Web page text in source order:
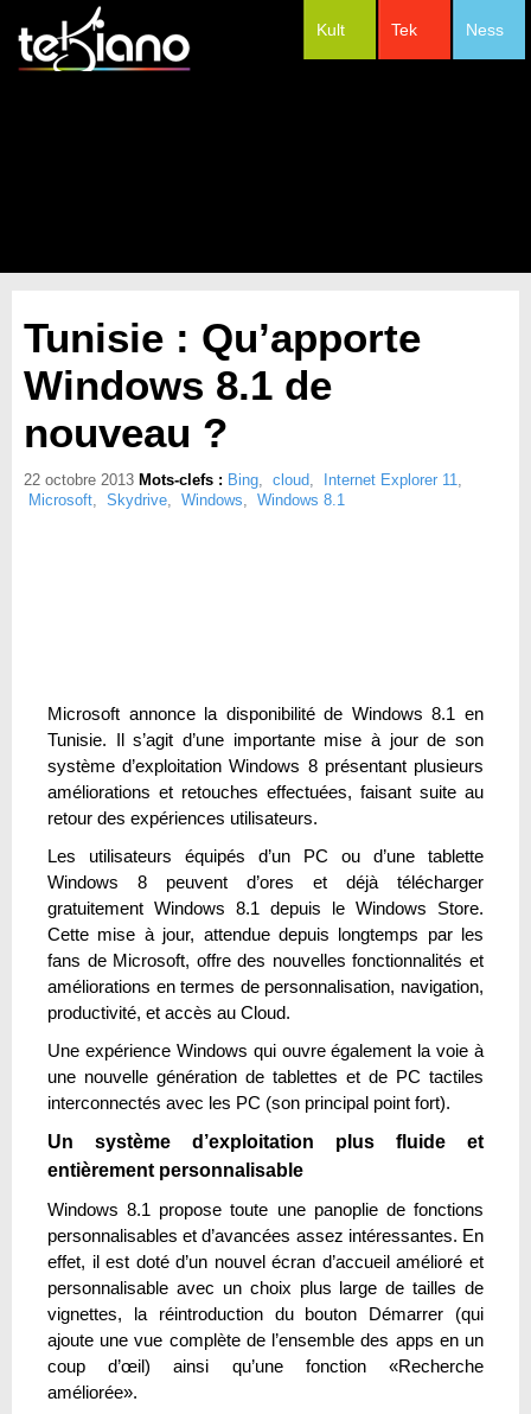
Ness
Tek
Kult
Tunisie : Qu’apporte
Windows 8.1 de
nouveau ?
22 octobre 2013 Mots-clefs : Bing, cloud, Internet Explorer 11,
Microsoft, Skydrive, Windows, Windows 8.1
Microsoft annonce la disponibilité de Windows 8.1 en
Tunisie. Il s’agit d’une importante mise à jour de son
système d’exploitation Windows 8 présentant plusieurs
améliorations et retouches effectuées, faisant suite au
retour des expériences utilisateurs.
Les utilisateurs équipés d’un PC ou d’une tablette
Windows 8 peuvent d’ores et déjà télécharger
gratuitement Windows 8.1 depuis le Windows Store.
Cette mise à jour, attendue depuis longtemps par les
fans de Microsoft, offre des nouvelles fonctionnalités et
améliorations en termes de personnalisation, navigation,
productivité, et accès au Cloud.
Une expérience Windows qui ouvre également la voie à
une nouvelle génération de tablettes et de PC tactiles
interconnectés avec les PC (son principal point fort).
Un système d’exploitation plus fluide et
entièrement personnalisable
Windows 8.1 propose toute une panoplie de fonctions
personnalisables et d’avancées assez intéressantes. En
effet, il est doté d’un nouvel écran d’accueil amélioré et
personnalisable avec un choix plus large de tailles de
vignettes, la réintroduction du bouton Démarrer (qui
ajoute une vue complète de l’ensemble des apps en un
coup d’œil) ainsi qu’une fonction «Recherche
améliorée».